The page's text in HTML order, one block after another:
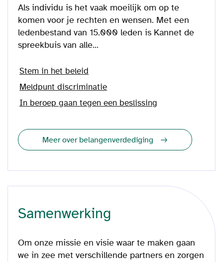
Als individu is het vaak moeilijk om op te
komen voor je rechten en wensen. Met een
ledenbestand van 15.000 leden is Kannet de
spreekbuis van alle...
Stem in het beleid
Meldpunt discriminatie
In beroep gaan tegen een beslissing
Meer over belangenverdediging
Samenwerking
Om onze missie en visie waar te maken gaan
we in zee met verschillende partners en zorgen